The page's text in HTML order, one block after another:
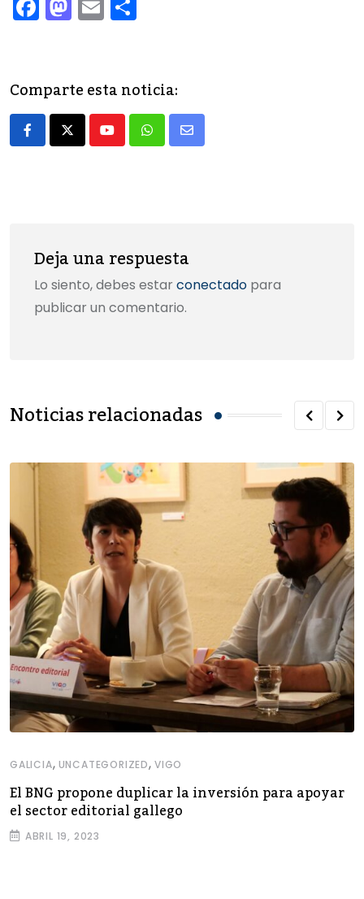
a
e
b
o
a
o
d
o
m
l p
ar
tir
Comparte esta noticia:
YoutubeWhatsapp
Share
Deja una respuesta
Lo siento, debes estar conectado para
publicar un comentario.
Noticias relacionadas
GALICIA, UNCATEGORIZED,VIGO
El BNG propone duplicar la inversión para apoyar
el sector editorial gallego
ABRIL 19, 2023